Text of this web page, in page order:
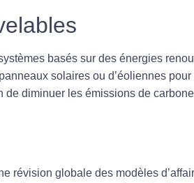
basés sur des énergies
solaires ou d’éoliennes pour
de diminuer les émissions de
révision globale des modèles